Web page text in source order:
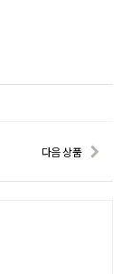
다음 상품